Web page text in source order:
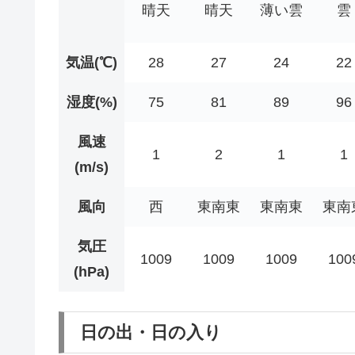
晴天 晴天 薄い雲 雲
気温(℃) 28 27 24 22
湿度(%) 75 81 89 96
風速
(m/s)
1 2 1 1
風向 西 東南東 東南東 東南
気圧
(hPa)
1009 1009 1009
日の出・日の入り